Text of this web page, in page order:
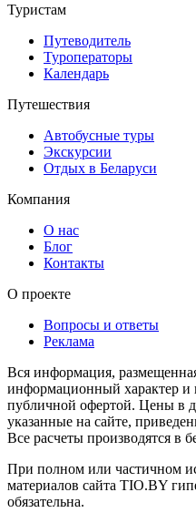
Туристам
Путеводитель
Туроператоры
Календарь
Путешествия
Автобусные туры
Экскурсии
Отдых в Беларуси
Компания
О нас
Блог
Контакты
О проекте
Вопросы и ответы
Реклама
Вся информация,
информационный характер и
публичной офертой. Цены в
указанные на сайте,
Все расчеты производятся в
При полном или частичном
материалов сайта TIO.BY
обязательна.